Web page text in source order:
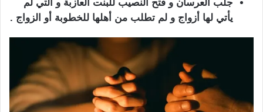
جلب العرسان و فتح النصيب للبنت العازبة و التي لم
يأتي لها أزواج و لم تطلب من أهلها للخطوبة أو الزواج .